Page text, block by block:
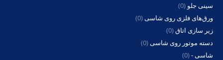
سینی جلو (0)
ورق‌های فلزی روی شاسی(0)
زیر سازی اتاق(0)
دسته موتور روی شاسی(0)
شاسی -(0)